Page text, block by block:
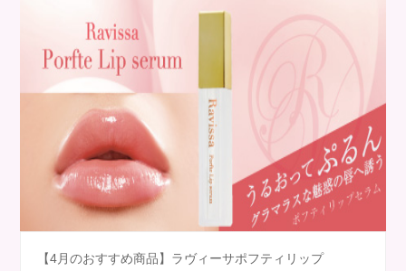
【4月のおすすめ商品】ラヴィーサポフティリップ